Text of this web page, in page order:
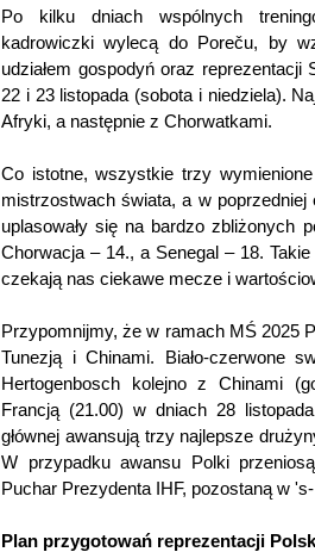
Po kilku dniach wspólnych
kadrowiczki wylecą do Poreču, by
udziałem gospodyń oraz
22 i 23 listopada (sobota i niedziela).
Afryki, a następnie z Chorwatkami.
Co istotne, wszystkie trzy
mistrzostwach świata, a w
uplasowały się na bardzo zbliżonych
Chorwacja – 14., a Senegal – 18.
czekają nas ciekawe mecze i
Przypomnijmy, że w ramach MŚ 2025
Tunezją i Chinami. Biało-czerwone
Hertogenbosch kolejno z Chinami
Francją (21.00) w dniach 28
głównej awansują trzy najlepsze
W przypadku awansu Polki
Puchar Prezydenta IHF, pozostaną w
Plan przygotowań reprezentacji